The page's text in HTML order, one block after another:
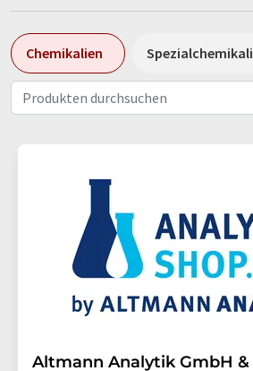
Chemikalien
Altmann Analytik GmbH &